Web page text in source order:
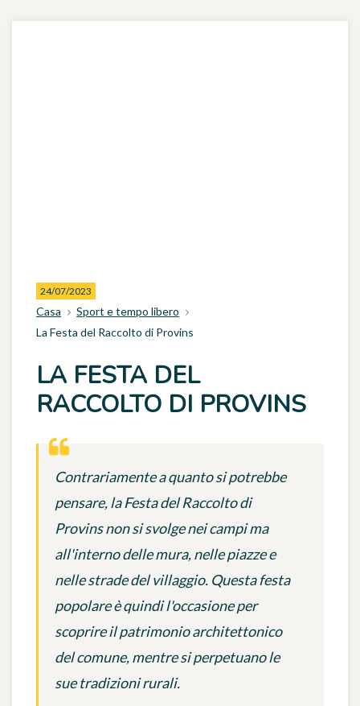
24/07/2023
Casa
Sport e tempo libero
La Festa del Raccolto di Provins
LA FESTA DEL
RACCOLTO DI PROVINS
Contrariamente a quanto si potrebbe
pensare, la Festa del Raccolto di
Provins non si svolge nei campi ma
all'interno delle mura, nelle piazze e
nelle strade del villaggio. Questa festa
popolare è quindi l'occasione per
scoprire il patrimonio architettonico
del comune, mentre si perpetuano le
sue tradizioni rurali.